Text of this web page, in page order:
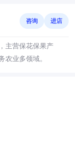
咨询 进店
主营保花保果产
农业多领域。